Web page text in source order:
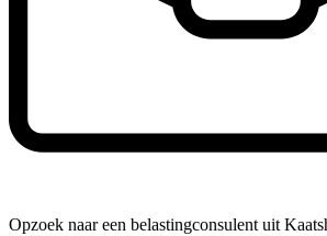
Opzoek naar een belastingconsulent uit